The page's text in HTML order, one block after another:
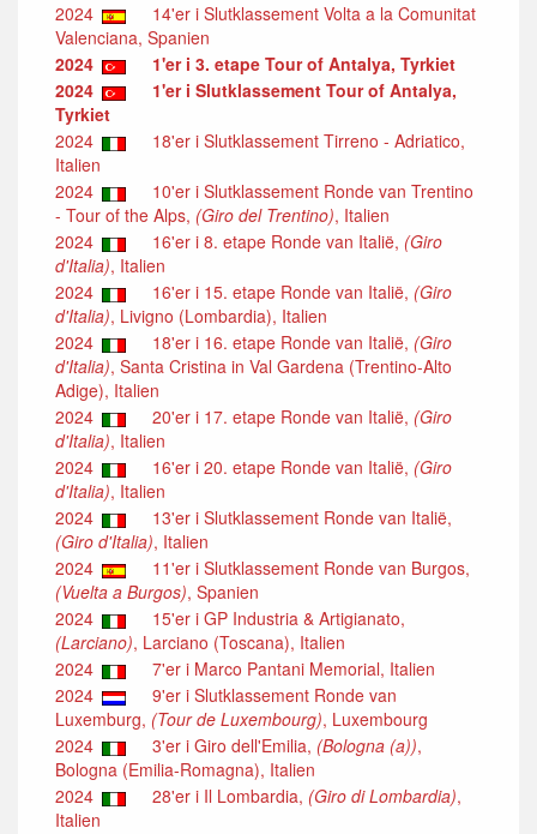
2024
14'er i Slutklassement Volta a la Comunitat
Valenciana, Spanien
2024
1'er i 3. etape Tour of Antalya, Tyrkiet
2024
1'er i Slutklassement Tour of Antalya,
Tyrkiet
2024
18'er i Slutklassement Tirreno - Adriatico,
Italien
2024
10'er i Slutklassement Ronde van Trentino
- Tour of the Alps, (Giro del Trentino), Italien
2024
16'er i 8. etape Ronde van Italië, (Giro
d'Italia), Italien
2024
16'er i 15. etape Ronde van Italië, (Giro
d'Italia), Livigno (Lombardia), Italien
2024
18'er i 16. etape Ronde van Italië, (Giro
d'Italia), Santa Cristina in Val Gardena (Trentino-Alto
Adige), Italien
2024
20'er i 17. etape Ronde van Italië, (Giro
d'Italia), Italien
2024
16'er i 20. etape Ronde van Italië, (Giro
d'Italia), Italien
2024
13'er i Slutklassement Ronde van Italië,
(Giro d'Italia), Italien
2024
11'er i Slutklassement Ronde van Burgos,
(Vuelta a Burgos), Spanien
2024
15'er i GP Industria & Artigianato,
(Larciano), Larciano (Toscana), Italien
2024
7'er i Marco Pantani Memorial, Italien
2024
9'er i Slutklassement Ronde van
Luxemburg, (Tour de Luxembourg), Luxembourg
2024
3'er i Giro dell'Emilia, (Bologna (a)),
Bologna (Emilia-Romagna), Italien
2024
28'er i Il Lombardia, (Giro di Lombardia),
Italien